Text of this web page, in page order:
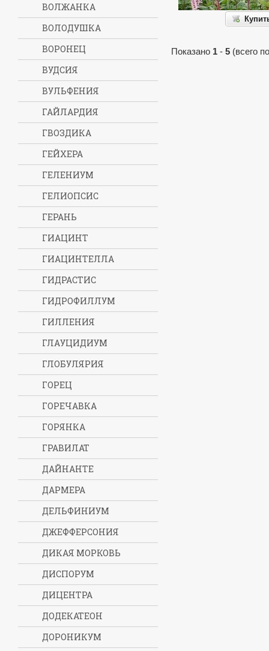
Показано 1 - 5 (всего
ВОЛЖАНКА
ВОЛОДУШКА
ВОРОНЕЦ
ВУДСИЯ
ВУЛЬФЕНИЯ
ГАЙЛАРДИЯ
ГВОЗДИКА
ГЕЙХЕРА
ГЕЛЕНИУМ
ГЕЛИОПСИС
ГЕРАНЬ
ГИАЦИНТ
ГИАЦИНТЕЛЛА
ГИДРАСТИС
ГИДРОФИЛЛУМ
ГИЛЛЕНИЯ
ГЛАУЦИДИУМ
ГЛОБУЛЯРИЯ
ГОРЕЦ
ГОРЕЧАВКА
ГОРЯНКА
ГРАВИЛАТ
ДАЙНАНТЕ
ДАРМЕРА
ДЕЛЬФИНИУМ
ДЖЕФФЕРСОНИЯ
ДИКАЯ МОРКОВЬ
ДИСПОРУМ
ДИЦЕНТРА
ДОДЕКАТЕОН
ДОРОНИКУМ